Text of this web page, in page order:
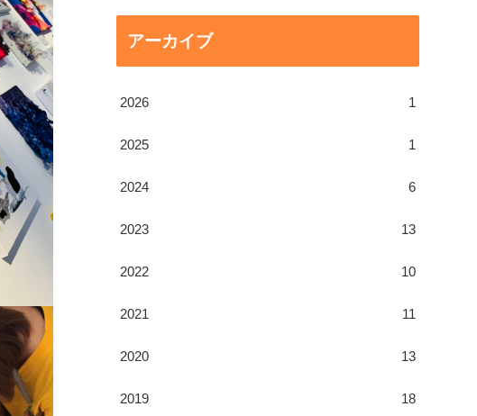
アーカイブ
2026 1
2025 1
2024 6
2023 13
2022 10
2021 11
2020 13
2019 18